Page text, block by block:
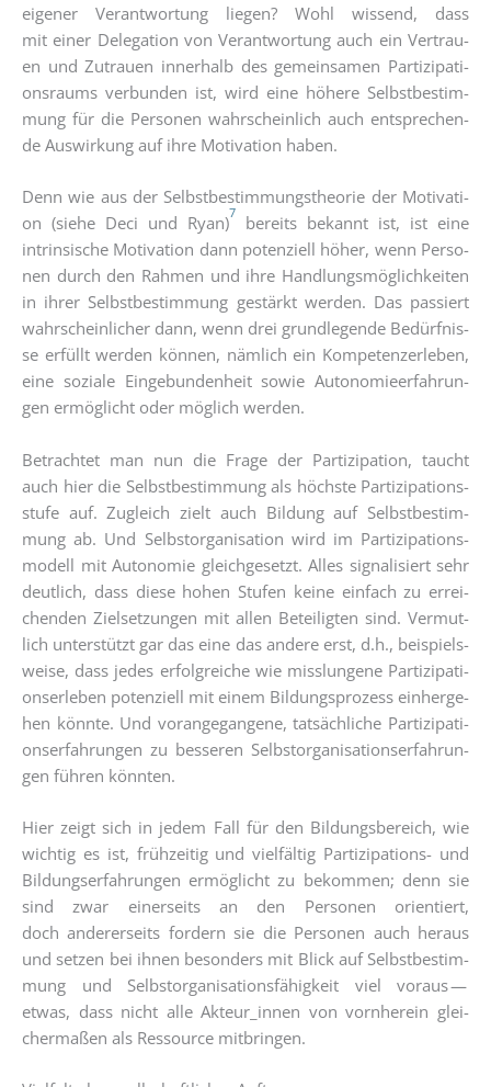
eige­ner Ver­ant­wor­tung lie­gen? Wohl wis­send, dass
mit einer Dele­ga­ti­on von Ver­ant­wor­tung auch ein Ver­trau­
en und Zutrau­en inner­halb des gemein­sa­men Par­ti­zi­pa­ti­
ons­raums ver­bun­den ist, wird eine höhe­re Selbst­be­stim­
mung für die Per­so­nen wahr­schein­lich auch ent­spre­chen­
de Aus­wir­kung auf ihre Moti­va­ti­on haben.
Denn wie aus der Selbst­be­stim­mungs­theo­rie der Moti­va­ti­
on (sie­he Deci und Ryan)7
bereits bekannt ist, ist eine
intrin­si­sche Moti­va­ti­on dann poten­zi­ell höher, wenn Per­so­
nen durch den Rah­men und ihre Hand­lungs­mög­lich­kei­ten
in ihrer Selbst­be­stim­mung gestärkt wer­den. Das pas­siert
wahr­schein­li­cher dann, wenn drei grund­le­gen­de Bedürf­nis­
se erfüllt wer­den kön­nen, näm­lich ein Kom­pe­tenz­er­le­ben,
eine sozia­le Ein­ge­bun­den­heit sowie Auto­no­mie­er­fah­run­
gen ermög­licht oder mög­lich werden.
Betrach­tet man nun die Fra­ge der Par­ti­zi­pa­ti­on, taucht
auch hier die Selbst­be­stim­mung als höchs­te Par­ti­zi­pa­ti­ons­
stu­fe auf. Zugleich zielt auch Bil­dung auf Selbst­be­stim­
mung ab. Und Selbst­or­ga­ni­sa­ti­on wird im Par­ti­zi­pa­ti­ons­
mo­dell mit Auto­no­mie gleich­ge­setzt. Alles signa­li­siert sehr
deut­lich, dass die­se hohen Stu­fen kei­ne ein­fach zu errei­
chen­den Ziel­set­zun­gen mit allen Betei­lig­ten sind. Ver­mut­
lich unter­stützt gar das eine das ande­re erst, d.h., bei­spiels­
wei­se, dass jedes erfolg­rei­che wie miss­lun­ge­ne Par­ti­zi­pa­ti­
ons­er­le­ben poten­zi­ell mit einem Bil­dungs­pro­zess ein­her­ge­
hen könn­te. Und vor­an­ge­gan­ge­ne, tat­säch­li­che Par­ti­zi­pa­ti­
ons­er­fah­run­gen zu bes­se­ren Selbst­or­ga­ni­sa­ti­ons­er­fah­run­
gen füh­ren könnten.
Hier zeigt sich in jedem Fall für den Bil­dungs­be­reich, wie
wich­tig es ist, früh­zei­tig und viel­fäl­tig Par­ti­zi­pa­ti­ons- und
Bil­dungs­er­fah­run­gen ermög­licht zu bekom­men; denn sie
sind zwar einer­seits an den Per­so­nen ori­en­tiert,
doch ande­rer­seits for­dern sie die Per­so­nen auch her­aus
und set­zen bei ihnen beson­ders mit Blick auf Selbst­be­stim­
mung und Selbst­or­ga­ni­sa­ti­ons­fä­hig­keit viel vor­aus —
etwas, dass nicht alle Akteur_innen von vorn­her­ein glei­
cher­ma­ßen als Res­sour­ce mitbringen.